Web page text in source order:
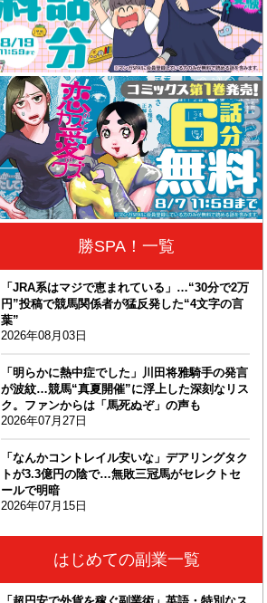
勝SPA！一覧
「JRA系はマジで恵まれている」…“30分で2万
円”投稿で競馬関係者が猛反発した“4文字の言
葉”
2026年08月03日
「明らかに熱中症でした」川田将雅騎手の発言
が波紋…競馬“真夏開催”に浮上した深刻なリス
ク。ファンからは「馬死ぬぞ」の声も
2026年07月27日
「なんかコントレイル安いな」デアリングタク
トが3.3億円の陰で…無敗三冠馬がセレクトセ
ールで明暗
2026年07月15日
はじめての副業一覧